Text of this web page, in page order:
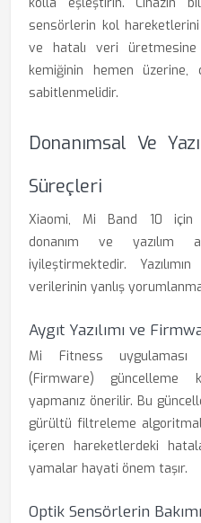
sensörlerin kol hareketlerini
ve hatalı veri
kemiğinin hemen
sabitlenmelidir.
Donanımsal Ve
Süreçleri
Xiaomi, Mi Band 10 için
donanım ve yazılım
iyileştirmektedir.
verilerinin yanlış
Aygıt Yazılımı ve
Mi Fitness uygulaması
(Firmware) güncelleme
yapmanız önerilir. Bu
gürültü filtreleme
içeren hareketlerdeki
yamalar hayati önem taşır.
Optik Sensörlerin Bakımı